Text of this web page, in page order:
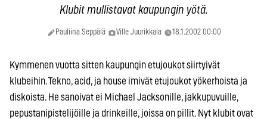
Klubit mullistavat kaupungin yötä.
Pauliina Seppälä Ville Juurikkala 18.1.2002 00:00
Kymmenen vuotta sitten kaupungin etujoukot siirtyivät
klubeihin. Tekno, acid, ja house imivät etujoukot yökerhoista ja
diskoista. He sanoivat ei Michael Jacksonille, jakkupuvuille,
pepustanipistelijöille ja drinkeille, joissa on pillit. Nyt klubit ovat